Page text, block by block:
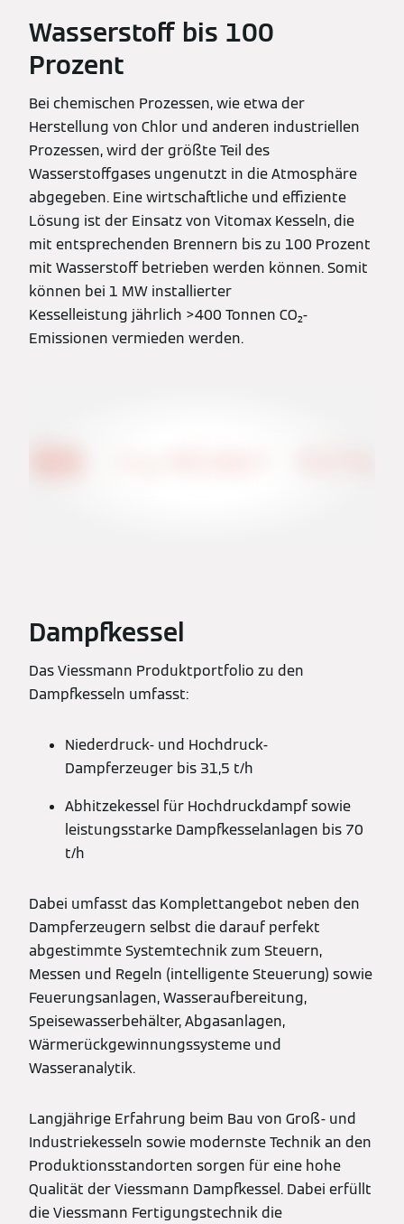
Wasserstoff bis 100
Prozent
Bei chemischen Prozessen, wie etwa der
Herstellung von Chlor und anderen industriellen
Prozessen, wird der größte Teil des
Wasserstoffgases ungenutzt in die Atmosphäre
abgegeben. Eine wirtschaftliche und effiziente
Lösung ist der Einsatz von Vitomax Kesseln, die
mit entsprechenden Brennern bis zu 100 Prozent
mit Wasserstoff betrieben werden können. Somit
können bei 1 MW installierter
Kesselleistung jährlich >400 Tonnen CO₂-
Emissionen vermieden werden.
Dampfkessel
Das Viessmann Produktportfolio zu den
Dampfkesseln umfasst:
Niederdruck- und Hochdruck-
Dampferzeuger bis 31,5 t/h
Abhitzekessel für Hochdruckdampf sowie
leistungsstarke Dampfkesselanlagen bis 70
t/h
Dabei umfasst das Komplettangebot neben den
Dampferzeugern selbst die darauf perfekt
abgestimmte Systemtechnik zum Steuern,
Messen und Regeln (intelligente Steuerung) sowie
Feuerungsanlagen, Wasseraufbereitung,
Speisewasserbehälter, Abgasanlagen,
Wärmerückgewinnungssysteme und
Wasseranalytik.
Langjährige Erfahrung beim Bau von Groß- und
Industriekesseln sowie modernste Technik an den
Produktionsstandorten sorgen für eine hohe
Qualität der Viessmann Dampfkessel. Dabei erfüllt
die Viessmann Fertigungstechnik die